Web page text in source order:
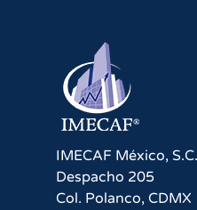
IMECAF México, S.C.
Despacho 205
Col. Polanco, CDMX